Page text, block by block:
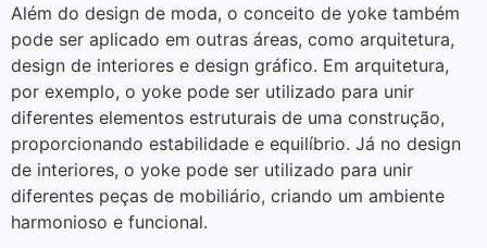
Além do design de moda, o conceito de yoke também
pode ser aplicado em outras áreas, como arquitetura,
design de interiores e design gráfico. Em arquitetura,
por exemplo, o yoke pode ser utilizado para unir
diferentes elementos estruturais de uma construção,
proporcionando estabilidade e equilíbrio. Já no design
de interiores, o yoke pode ser utilizado para unir
diferentes peças de mobiliário, criando um ambiente
harmonioso e funcional.